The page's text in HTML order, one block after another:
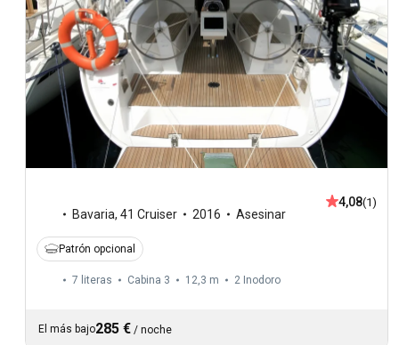
Bavaria, 41 Cruiser 2016 Asesinar
4,08(1)
Patrón opcional
7 literas Cabina 3 12,3 m 2 Inodoro
El más bajo285 € / noche